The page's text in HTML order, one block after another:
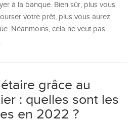
à la banque. Bien sûr, plus vous
votre prêt, plus vous aurez
Néanmoins, cela ne veut pas
grâce au
: quelles sont les
en 2022 ?